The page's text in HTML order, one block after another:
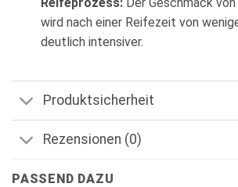
wird nach einer Reifezeit von
deutlich intensiver.
Produktsicherheit
Rezensionen (0)
PASSEND DAZU